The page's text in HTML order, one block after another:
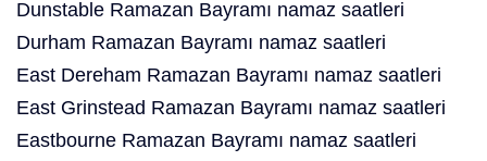
Dunstable Ramazan Bayramı namaz saatleri
Durham Ramazan Bayramı namaz saatleri
East Dereham Ramazan Bayramı namaz saatleri
East Grinstead Ramazan Bayramı namaz saatleri
Eastbourne Ramazan Bayramı namaz saatleri